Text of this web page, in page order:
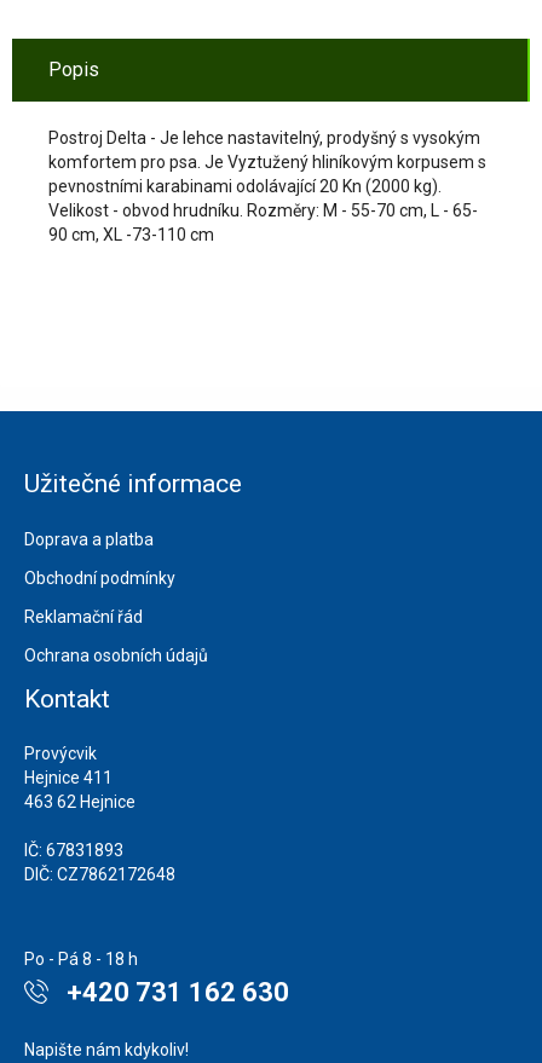
Popis
Postroj Delta - Je lehce nastavitelný, prodyšný s vysokým
komfortem pro psa. Je Vyztužený hliníkovým korpusem s
pevnostními karabinami odolávající 20 Kn (2000 kg).
Velikost - obvod hrudníku. Rozměry: M - 55-70 cm, L - 65-
90 cm, XL -73-110 cm
Užitečné informace
Doprava a platba
Obchodní podmínky
Reklamační řád
Ochrana osobních údajů
Kontakt
Provýcvik
Hejnice 411
463 62 Hejnice
IČ: 67831893
DIČ: CZ7862172648
Po - Pá 8 - 18 h
+420 731 162 630
Napište nám kdykoliv!